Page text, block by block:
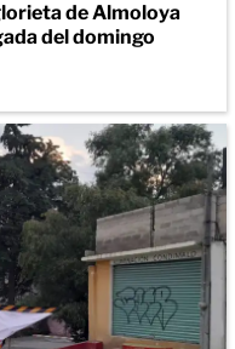
de Almoloya
del domingo